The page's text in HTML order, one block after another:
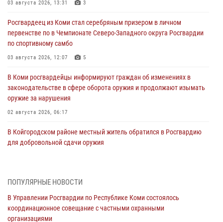
03 августа 2026, 13:31 3
Росгвардеец из Коми стал серебряным призером в личном
первенстве по в Чемпионате Северо-Западного округа Росгвардии
по спортивному самбо
03 августа 2026, 12:07 5
В Коми росгвардейцы информируют граждан об изменениях в
законодательстве в сфере оборота оружия и продолжают изымать
оружие за нарушения
02 августа 2026, 06:17
В Койгородском районе местный житель обратился в Росгвардию
для добровольной сдачи оружия
Росгвардии по Республике Коми лично проверил ДОЛ «Орленок»
31 июля 2026, 06:57 8
ПОПУЛЯРНЫЕ НОВОСТИ
В Управлении Росгвардии по Республике Коми состоялось
координационное совещание с частными охранными
организациями